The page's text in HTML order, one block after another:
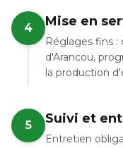
4 Mise en
Réglages fins
d'Arancou,
la production
5 Suivi et
Entretien